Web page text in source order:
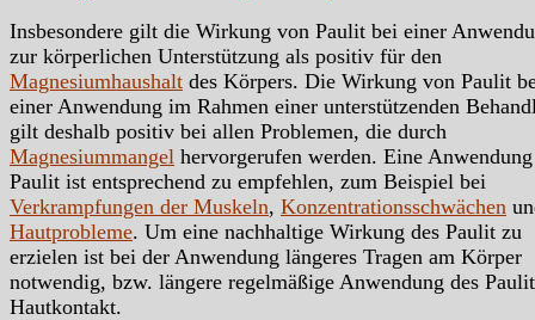
Insbesondere gilt die Wirkung von Paulit bei einer
zur körperlichen Unterstützung als positiv für den
Magnesiumhaushalt des Körpers. Die Wirkung von Paulit
einer Anwendung im Rahmen einer unterstützenden
gilt deshalb positiv bei allen Problemen, die durch
Magnesiummangel hervorgerufen werden. Eine
Paulit ist entsprechend zu empfehlen, zum Beispiel bei
Verkrampfungen der Muskeln, Konzentrationsschwächen
Hautprobleme. Um eine nachhaltige Wirkung des Paulit zu
erzielen ist bei der Anwendung längeres Tragen am Körper
notwendig, bzw. längere regelmäßige Anwendung des
Hautkontakt.